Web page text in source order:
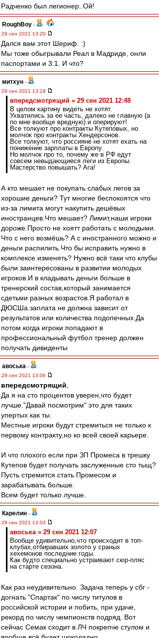
Радченко был легионер..Ой!
RoughBoy -
29 сен 2021 13:20
Дался вам этот Шериф. :)
Мы тоже обыгрывали Реал в Мадриде, онли
паспортами и 3:1. И что?
митхун -
29 сен 2021 13:19
впередсмотрящий » 29 сен 2021 12:48
В целом картину видеть не хотят.
Ухватились за ее часть, далеко не главную (а
по мне вообще вредную) и оперируют!
Все толкуют про контракты Кутеповых, но
молчок про контракты Хендерсонов.
Все толкуют, что россияне не хотят ехать на
понижение зарплаты в Европу.
Но молчок про то, почему же в РФ едут
совсем невыдающиеся леги из Европы.
Мастерство повышать? Ага!
А кто мешает не покупать слабых легов за
хорошие деньги? Тут многие беспокоятся что
из-за лимита могут накупить дешёвых
иностранцев.Что мешает? Лимит,наши игроки
дороже.Просто не хоятт работать с молодыми.
Что с него возмёшь? А с иностранного можно и
деньги распилить.Что бы исправить нужно в
комплексе изменять? Нужно всё таки что клубы
были заинтересованы в развитии молодых
игроков.И в кладывать деньги больше в
тренерский состав,который занимается
сдетьми разных возрастов.Я работал в
ДЮСШа.заплата не должна зависит от
результатов или количества подопечных.Да
потом когда игроки попадают в
профессиональный футбол тренер должен
получать дивиденты
авоська -
29 сен 2021 13:06
впередсмотрящий
Да я на сто процентов уверен,что будет
лучше."Давай посмотрим" это для таких
упертых как ты.
Местные игроки будут стремиться не только к
первому контракту,но ко всей своей карьере.
И что плохого если при ЗП Промеса в трешку
Кутепов будет получать заслуженные сто тыщ?
Пусть стремится стать Промесом и
зарабатывать больше.
Всем будет только лучше.
Карелин -
29 сен 2021 13:03
авоська » 29 сен 2021 12:07
Вообще удивительно,что происходит в топ-
клубах,отбиравших золото у сраных
хехемонов последние годы.
Как будто специально устраивают сюр-пляс
на старте сезона.
Как раз неудивительно. Задача теперь у сбг -
догнать "Спартак" по числу титулов в
российской истории и побить, при удаче,
рекорд по числу чемпионств подряд. Вот
сейчас Семак сходит в ЛЧ покрепче стулом и